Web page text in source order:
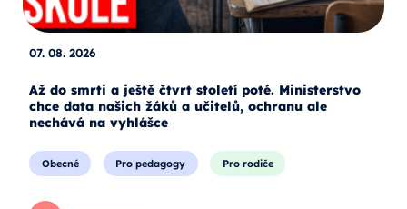
07. 08. 2026
Až do smrti a ještě čtvrt století poté. Ministerstvo
chce data našich žáků a učitelů, ochranu ale
nechává na vyhlášce
Obecné Pro pedagogy Pro rodiče